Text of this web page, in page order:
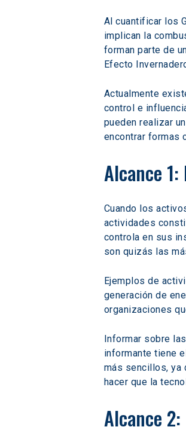
Al cuantificar los
implican la
forman parte de
Efecto
Actualmente
control e
pueden realizar
encontrar formas
Alcance
Cuando los
actividades
controla en sus
son quizás las
Ejemplos de
generación de
organizaciones
Informar sobre
informante tiene
más sencillos, ya
hacer que la
Alcance